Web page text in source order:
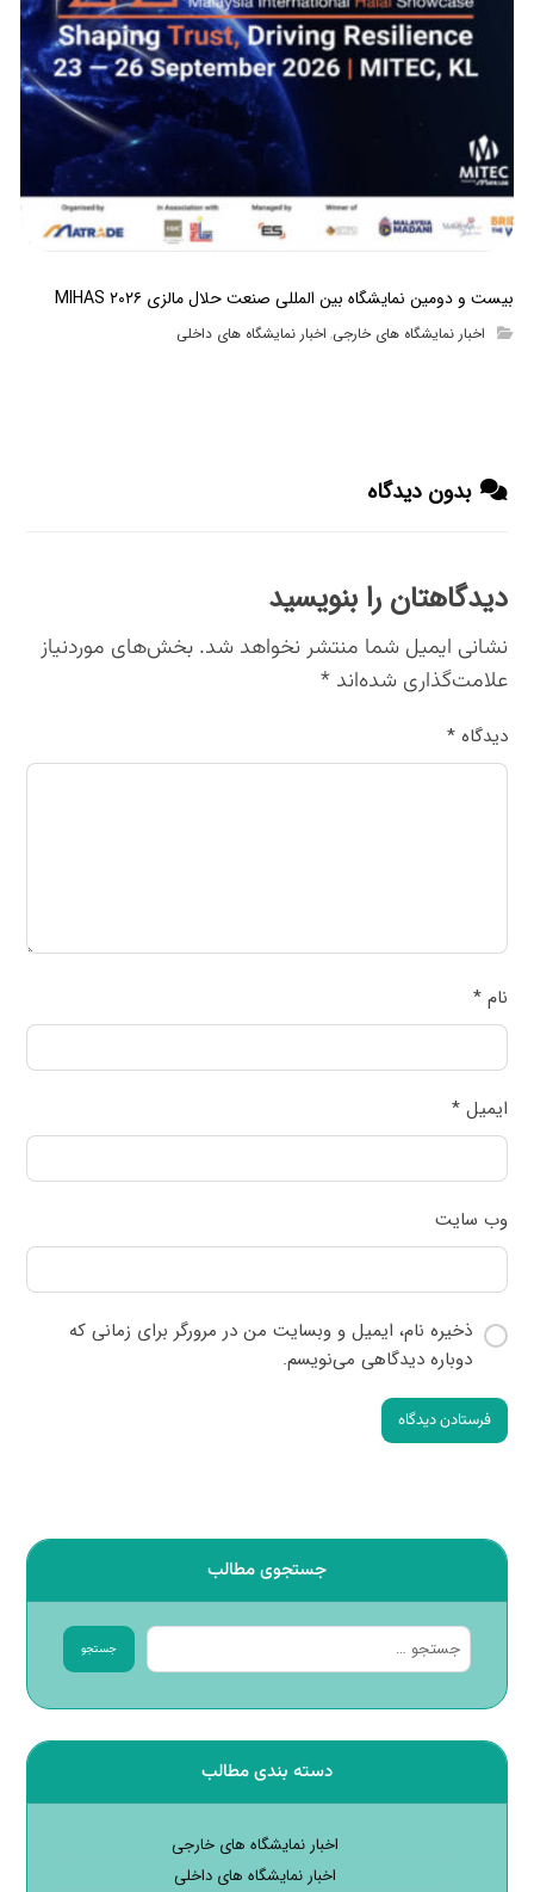
بیست و دومین نمایشگاه بین المللی صنعت حلال مالزی MIHAS ۲۰۲۶
اخبار نمایشگاه های خارجی, اخبار نمایشگاه های داخلی
بدون دیدگاه
دیدگاهتان را بنویسید
نشانی ایمیل شما منتشر نخواهد شد. بخش‌های موردنیاز
علامت‌گذاری شده‌اند*
دیدگاه*
نام*
ایمیل*
وب‌ سایت
ذخیره نام، ایمیل و وبسایت من در مرورگر برای زمانی که
دوباره دیدگاهی می‌نویسم.
فرستادن دیدگاه
جستجوی مطالب
جستجو
دسته بندی مطالب
اخبار نمایشگاه های خارجی
اخبار نمایشگاه های داخلی